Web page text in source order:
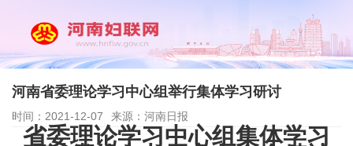
河南省委理论学习中心组举行集体学习研讨
时间：2021-12-07 来源：河南日报
省委理论学习中心组集体学习